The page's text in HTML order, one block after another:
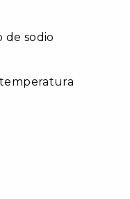
de sodio
temperatura